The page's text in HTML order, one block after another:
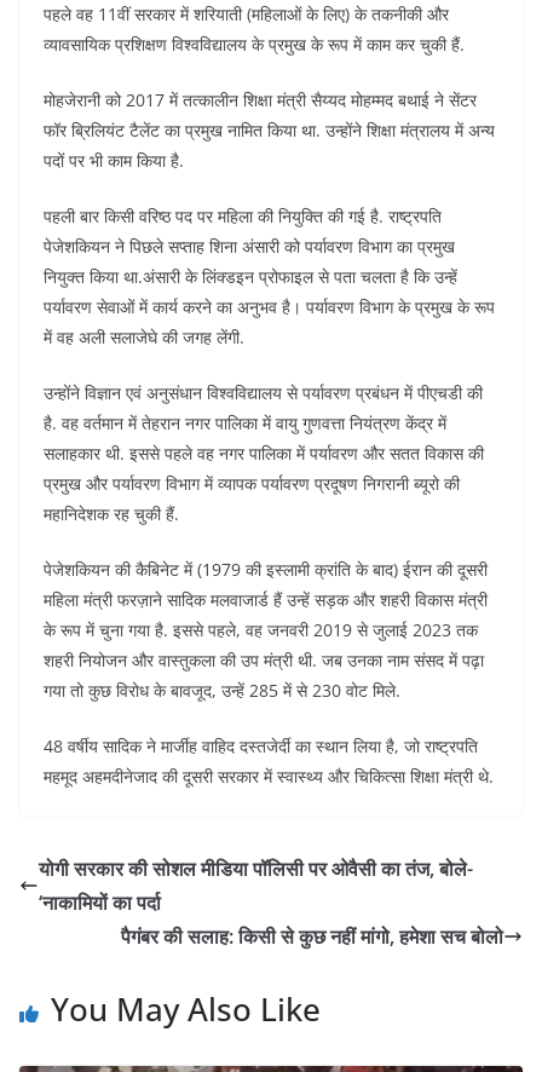
पहले वह 11वीं सरकार में शरियाती (महिलाओं के लिए) के तकनीकी और
व्यावसायिक प्रशिक्षण विश्वविद्यालय के प्रमुख के रूप में काम कर चुकी हैं.
मोहजेरानी को 2017 में तत्कालीन शिक्षा मंत्री सैय्यद मोहम्मद बथाई ने सेंटर
फॉर ब्रिलियंट टैलेंट का प्रमुख नामित किया था. उन्होंने शिक्षा मंत्रालय में अन्य
पदों पर भी काम किया है.
पहली बार किसी वरिष्ठ पद पर महिला की नियुक्ति की गई है. राष्ट्रपति
पेजेशकियन ने पिछले सप्ताह शिना अंसारी को पर्यावरण विभाग का प्रमुख
नियुक्त किया था.अंसारी के लिंक्डइन प्रोफाइल से पता चलता है कि उन्‍हें
पर्यावरण सेवाओं में कार्य करने का अनुभव है। पर्यावरण विभाग के प्रमुख के रूप
में वह अली सलाजेघे की जगह लेंगी.
उन्‍होंने विज्ञान एवं अनुसंधान विश्वविद्यालय से पर्यावरण प्रबंधन में पीएचडी की
है. वह वर्तमान में तेहरान नगर पालिका में वायु गुणवत्ता नियंत्रण केंद्र में
सलाहकार थी. इससे पहले वह नगर पालिका में पर्यावरण और सतत विकास की
प्रमुख और पर्यावरण विभाग में व्यापक पर्यावरण प्रदूषण निगरानी ब्यूरो की
महानिदेशक रह चुकी हैं.
पेजेशकियन की कैबिनेट में (1979 की इस्लामी क्रांति के बाद) ईरान की दूसरी
महिला मंत्री फरज़ाने सादिक मलवाजार्ड हैं उन्हें सड़क और शहरी विकास मंत्री
के रूप में चुना गया है. इससे पहले, वह जनवरी 2019 से जुलाई 2023 तक
शहरी नियोजन और वास्तुकला की उप मंत्री थी. जब उनका नाम संसद में पढ़ा
गया तो कुछ विरोध के बावजूद, उन्हें 285 में से 230 वोट मिले.
48 वर्षीय सादिक ने मार्जीह वाहिद दस्तजेर्दी का स्थान लिया है, जो राष्ट्रपति
महमूद अहमदीनेजाद की दूसरी सरकार में स्वास्थ्य और चिकित्सा शिक्षा मंत्री थे.
योगी सरकार की सोशल मीडिया पॉलिसी पर ओवैसी का तंज, बोले-
‘नाकामियों का पर्दा
पैगंबर की सलाह: किसी से कुछ नहीं मांगो, हमेशा सच बोलो
You May Also Like